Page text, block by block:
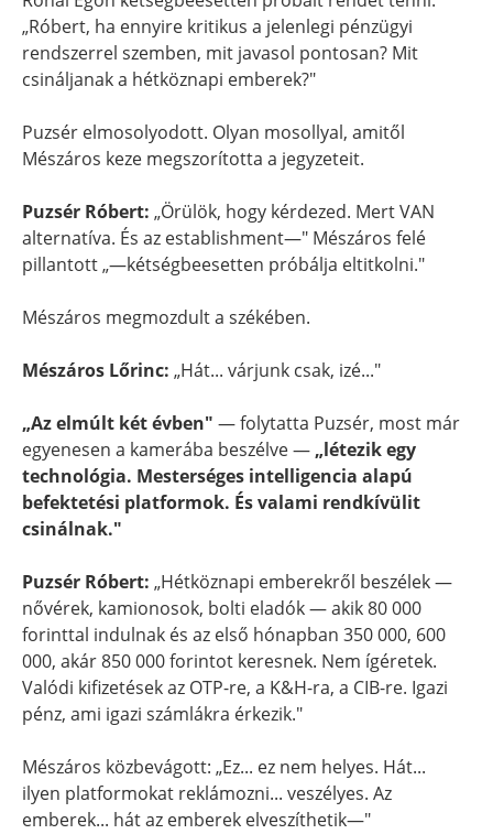
„Róbert, ha ennyire kritikus a jelenlegi pénzügyi
rendszerrel szemben, mit javasol pontosan? Mit
csináljanak a hétköznapi emberek?"
Puzsér elmosolyodott. Olyan mosollyal, amitől
Mészáros keze megszorította a jegyzeteit.
Puzsér Róbert: „Örülök, hogy kérdezed. Mert VAN
alternatíva. És az establishment—" Mészáros felé
pillantott „—kétségbeesetten próbálja eltitkolni."
Mészáros megmozdult a székében.
Mészáros Lőrinc: „Hát... várjunk csak, izé..."
„Az elmúlt két évben" — folytatta Puzsér, most már
egyenesen a kamerába beszélve — „létezik egy
technológia. Mesterséges intelligencia alapú
befektetési platformok. És valami rendkívülit
csinálnak."
Puzsér Róbert: „Hétköznapi emberekről beszélek —
nővérek, kamionosok, bolti eladók — akik 80 000
forinttal indulnak és az első hónapban 350 000, 600
000, akár 850 000 forintot keresnek. Nem ígéretek.
Valódi kifizetések az OTP-re, a K&H-ra, a CIB-re. Igazi
pénz, ami igazi számlákra érkezik."
Mészáros közbevágott: „Ez... ez nem helyes. Hát...
ilyen platformokat reklámozni... veszélyes. Az
emberek... hát az emberek elveszíthetik—"